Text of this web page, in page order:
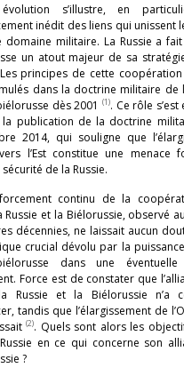
s’illustre, en
inédit des liens qui unissent
domaine militaire. La Russie a
un atout majeur de sa
Les principes de cette
dans la doctrine militaire de
dès 2001 (1). Ce rôle
la publication de la doctrine
2014, qui souligne que
l’Est constitue une menace
de la Russie.
continu de la
Russie et la Biélorussie, observé
décennies, ne laissait aucun
crucial dévolu par la
dans une
Force est de constater que
Russie et la Biélorussie n’a
tandis que l’élargissement de
(2). Quels sont alors les
en ce qui concerne son
?